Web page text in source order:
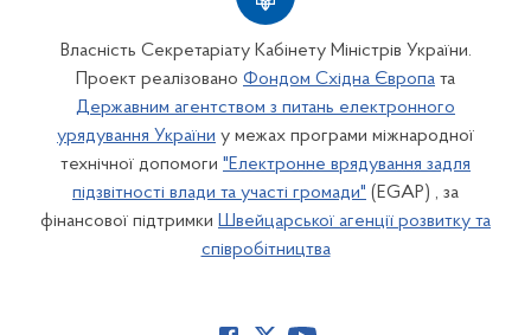
Власність Секретаріату Кабінету Міністрів України.
Проект реалізовано Фондом Східна Європа та
Державним агентством з питань електронного
урядування України у межах програми міжнародної
технічної допомоги "Електронне врядування задля
підзвітності влади та участі громади" (EGAP) , за
фінансової підтримки Швейцарської агенції розвитку та
співробітництва